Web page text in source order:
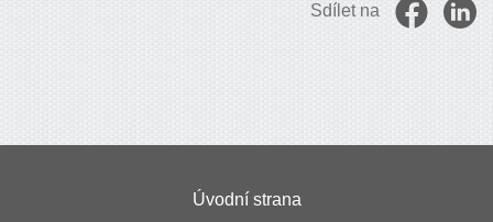
Sdílet na
Úvodní strana